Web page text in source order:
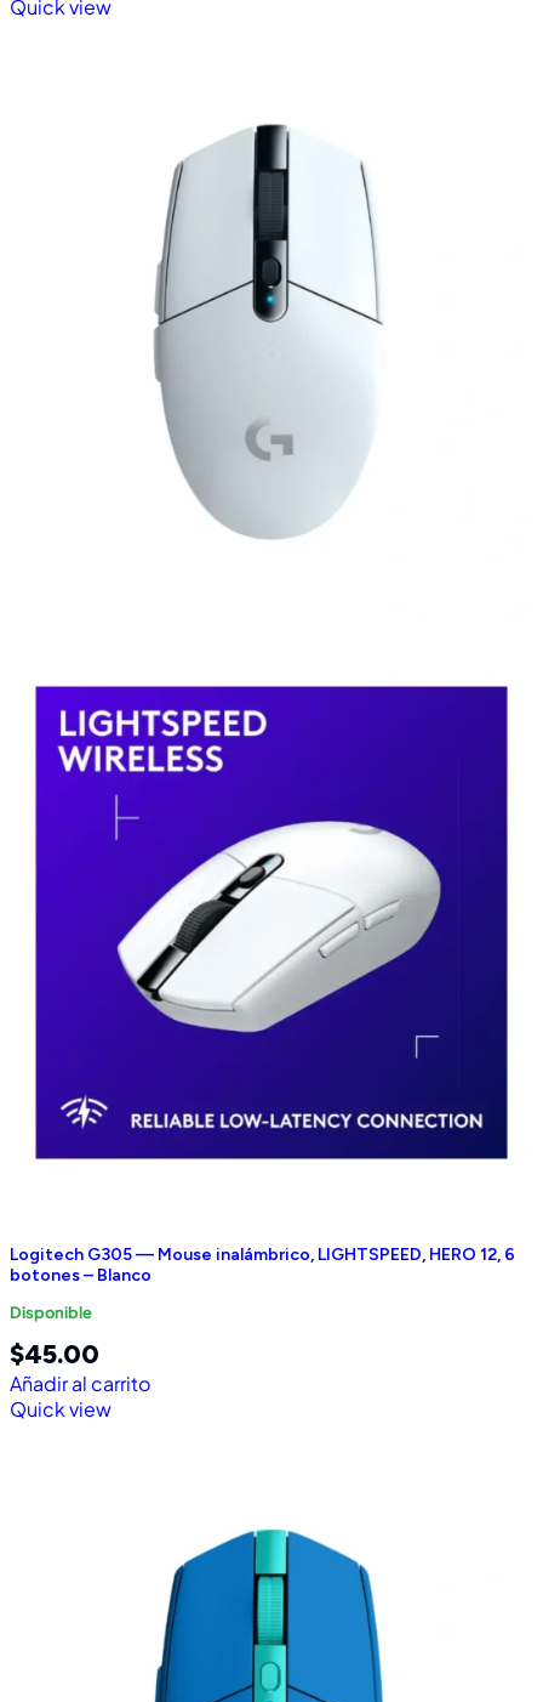
Quick view
Logitech G305 — Mouse inalámbrico, LIGHTSPEED, HERO 12, 6
botones – Blanco
Disponible
$45.00
Añadir al carrito
Quick view